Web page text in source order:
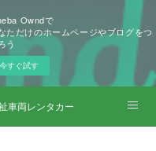
Owndで
ただけのホームページやブログをつ
う
今すぐ試す
タカー
車両レンタカー